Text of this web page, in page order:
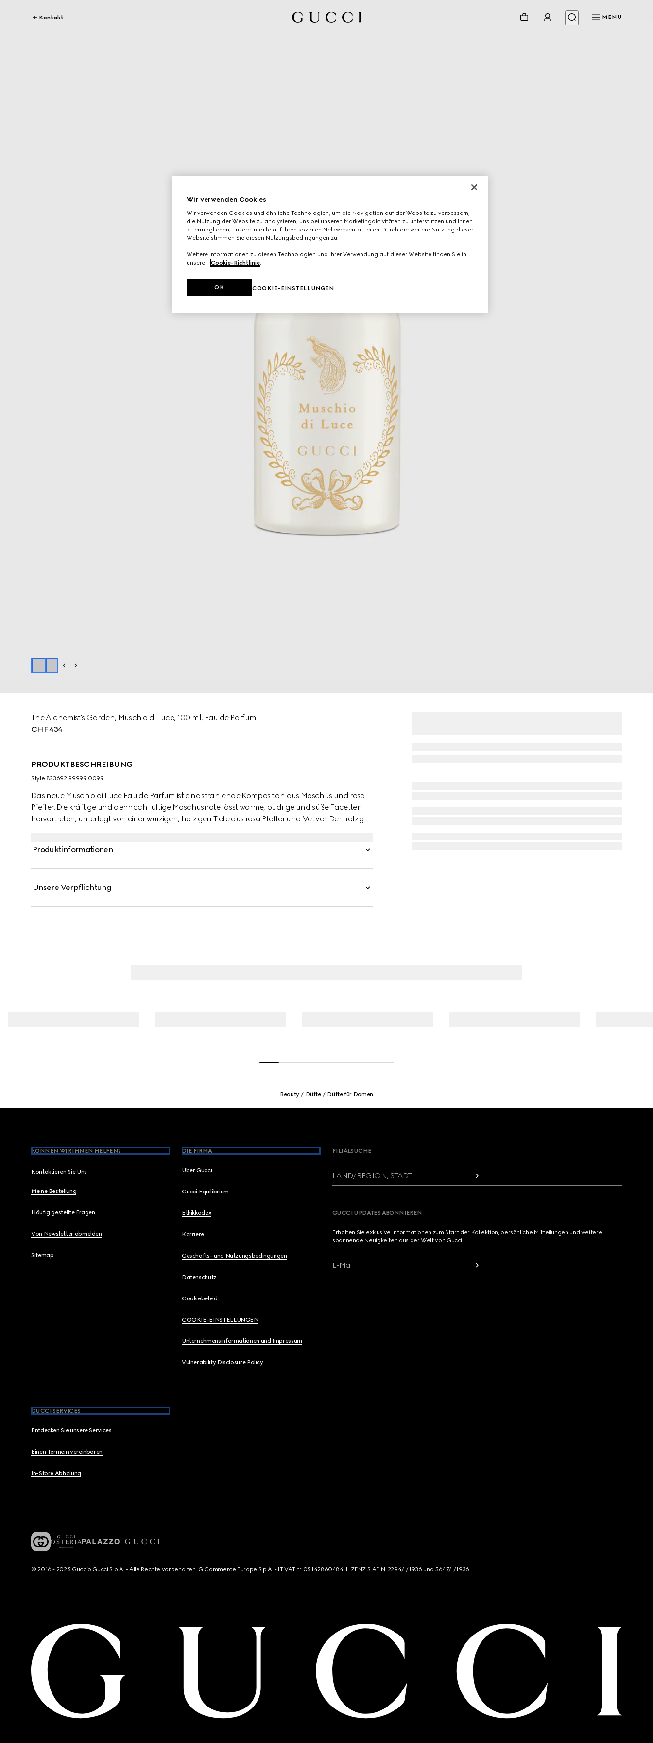
Kontakt MENU
The Alchemist's Garden, Muschio di Luce, 100 ml, Eau de Parfum
CHF 434
PRODUKTBESCHREIBUNG
Style ‎823692 99999 0099
Das neue Muschio di Luce Eau de Parfum ist eine strahlende Komposition aus Moschus und rosa
Pfeffer. Die kräftige und dennoch luftige Moschusnote lässt warme, pudrige und süße Facetten
hervortreten, unterlegt von einer würzigen, holzigen Tiefe aus rosa Pfeffer und Vetiver. Der holzige
Produktinformationen
Unsere Verpflichtung
Beauty Düfte Düfte für Damen
KÖNNEN WIR IHNEN HELFEN?
Kontaktieren Sie Uns
Meine Bestellung
Häufig gestellte Fragen
Von Newsletter abmelden
Sitemap
DIE FIRMA
Über Gucci
Gucci Equilibrium
Ethikkodex
Karriere
Geschäfts- und Nutzungsbedingungen
Datenschutz
Cookiebeleid
COOKIE-EINSTELLUNGEN
Unternehmensinformationen und Impressum
Vulnerability Disclosure Policy
GUCCI SERVICES
Entdecken Sie unsere Services
Einen Termein vereinbaren
In-Store Abholung
FILIALSUCHE
LAND/REGION, STADT
GUCCI UPDATES ABONNIEREN
Erhalten Sie exklusive Informationen zum Start der Kollektion, persönliche Mitteilungen und weitere
spannende Neuigkeiten aus der Welt von Gucci.
E-Mail
© 2016 - 2025 Guccio Gucci S.p.A. - Alle Rechte vorbehalten. G Commerce Europe S.p.A. - IT VAT nr 05142860484. LIZENZ SIAE N. 2294/I/1936 und 5647/I/1936
Wir verwenden Cookies
Wir verwenden Cookies und ähnliche Technologien, um die Navigation auf der Website zu verbessern,
die Nutzung der Website zu analysieren, uns bei unseren Marketingaktivitäten zu unterstützen und Ihnen
zu ermöglichen, unsere Inhalte auf Ihren sozialen Netzwerken zu teilen. Durch die weitere Nutzung dieser
Website stimmen Sie diesen Nutzungsbedingungen zu.
Weitere Informationen zu diesen Technologien und ihrer Verwendung auf dieser Website finden Sie in
unserer Cookie-Richtlinie.
COOKIE-EINSTELLUNGEN
OK